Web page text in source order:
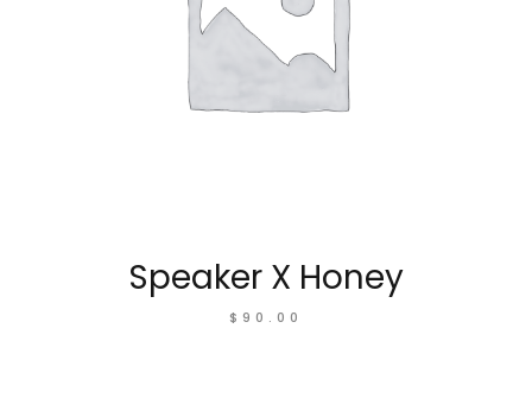
Speaker X Honey
$90.00